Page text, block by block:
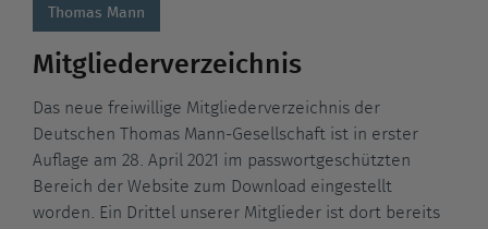
Thomas Mann
Mitgliederverzeichnis
Das neue freiwillige Mitgliederverzeichnis der
Deutschen Thomas Mann-Gesellschaft ist in erster
Auflage am 28. April 2021 im passwortgeschützten
Bereich der Website zum Download eingestellt
worden. Ein Drittel unserer Mitglieder ist dort bereits